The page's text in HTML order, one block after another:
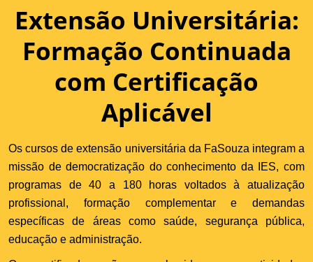
Extensão Universitária:
Formação Continuada
com Certificação
Aplicável
Os cursos de extensão universitária da FaSouza integram a
missão de democratização do conhecimento da IES, com
programas de 40 a 180 horas voltados à atualização
profissional, formação complementar e demandas
específicas de áreas como saúde, segurança pública,
educação e administração.